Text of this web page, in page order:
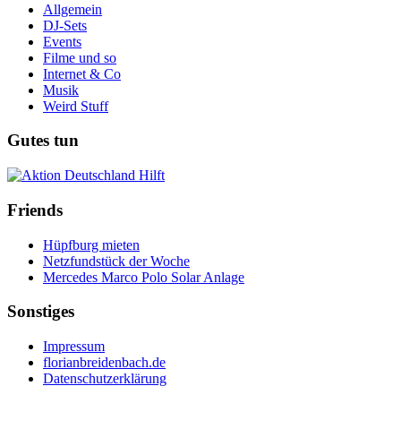
Allgemein
DJ-Sets
Events
Filme und so
Internet & Co
Musik
Weird Stuff
Gutes tun
Friends
Hüpfburg mieten
Netzfundstück der Woche
Mercedes Marco Polo Solar Anlage
Sonstiges
Impressum
florianbreidenbach.de
Datenschutzerklärung